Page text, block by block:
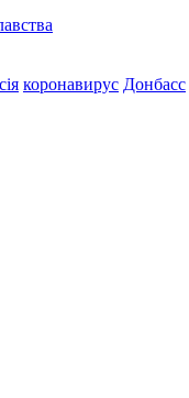
коронавирус Донбасс